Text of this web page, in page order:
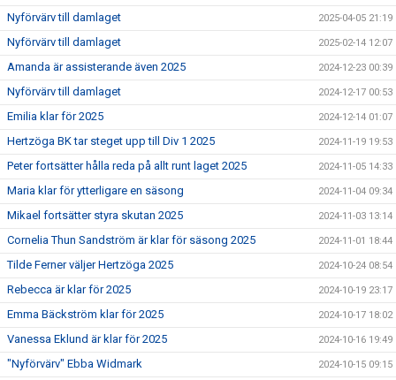
Nyförvärv till damlaget 2025-04-05 21:19
Nyförvärv till damlaget 2025-02-14 12:07
Amanda är assisterande även 2025 2024-12-23 00:39
Nyförvärv till damlaget 2024-12-17 00:53
Emilia klar för 2025 2024-12-14 01:07
Hertzöga BK tar steget upp till Div 1 2025 2024-11-19 19:53
Peter fortsätter hålla reda på allt runt laget 2025 2024-11-05 14:33
Maria klar för ytterligare en säsong 2024-11-04 09:34
Mikael fortsätter styra skutan 2025 2024-11-03 13:14
Cornelia Thun Sandström är klar för säsong 2025 2024-11-01 18:44
Tilde Ferner väljer Hertzöga 2025 2024-10-24 08:54
Rebecca är klar för 2025 2024-10-19 23:17
Emma Bäckström klar för 2025 2024-10-17 18:02
Vanessa Eklund är klar för 2025 2024-10-16 19:49
"Nyförvärv" Ebba Widmark 2024-10-15 09:15